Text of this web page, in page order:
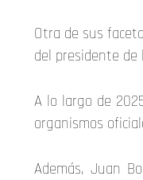
Otra de sus
del presidente
A lo largo de
organismos
Además, Juan